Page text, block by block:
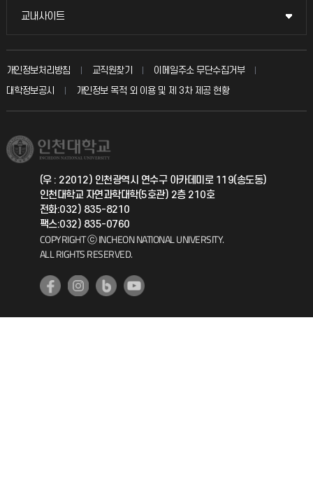
입학안내
취업정보(학생)
칭찬마당
학생서비스 지킴이
국방헬프콜
총동문회
교내사이트
교내사이트
교수회
교육혁신본부
국제지원과
공자아카데미
기초교육원
개인정보처리방침 교직원찾기
이메일주소 무단수집거부
대학정보공시
개인정보 목적 외 이용 및 제 3차 제공 현황
(우 : 22012) 인천광역시 연수구 아카데미로 119(송도동)
인천대학교 자연과학대학(5호관) 2층 210호
전화:032) 835-8210
팩스:032) 835-0760
COPYRIGHT ⓒ INCHEON NATIONAL UNIVERSITY.
ALL RIGHTS RESERVED.